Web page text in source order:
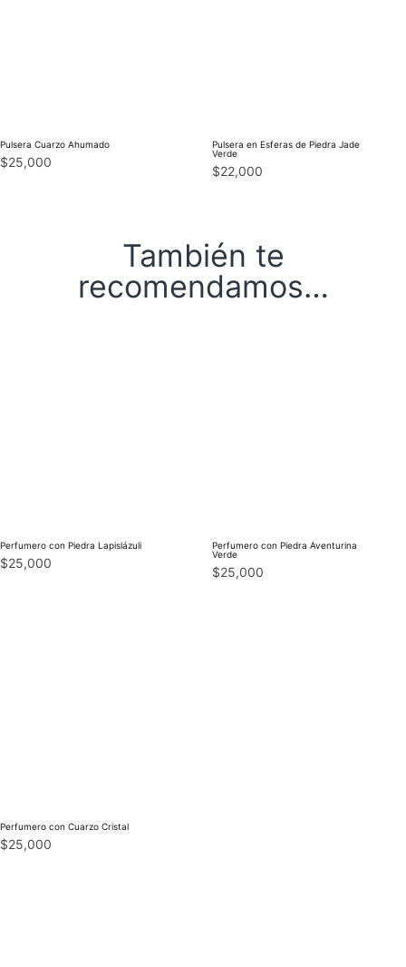
Pulsera Cuarzo Ahumado
$25,000
Pulsera en Esferas de Piedra Jade
Verde
$22,000
También te
recomendamos…
Perfumero con Piedra Lapislázuli
$25,000
Perfumero con Piedra Aventurina
Verde
$25,000
Perfumero con Cuarzo Cristal
$25,000